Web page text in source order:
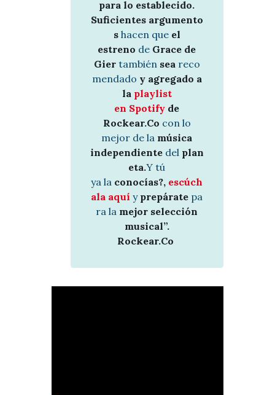
para lo establecido.
Suficientes argumento
s hacen que el
estreno de Grace de
Giertambién sea reco
mendado y agregado a
la playlist
en Spotify de
Rockear.Co con lo
mejor de la música
independientedel plan
eta.Y tú
ya la conocías?, escúch
ala aquí yprepárate pa
ra la mejor selección
musical”.
Rockear.Co